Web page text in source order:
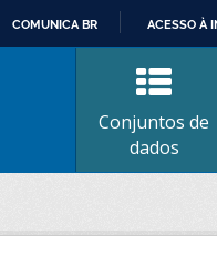
CONTEÚDO
COMUNICA BR ACESSO À
Conjuntos de
dados